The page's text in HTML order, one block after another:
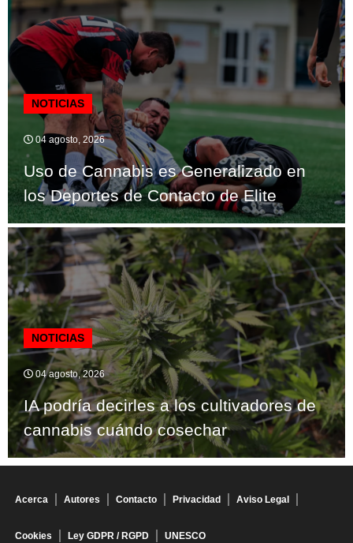
NOTICIAS
04 agosto, 2026
Uso de Cannabis es Generalizado en
los Deportes de Contacto de Elite
NOTICIAS
04 agosto, 2026
IA podría decirles a los cultivadores de
cannabis cuándo cosechar
Acerca Autores Contacto Privacidad Aviso Legal
Cookies Ley GDPR / RGPD UNESCO